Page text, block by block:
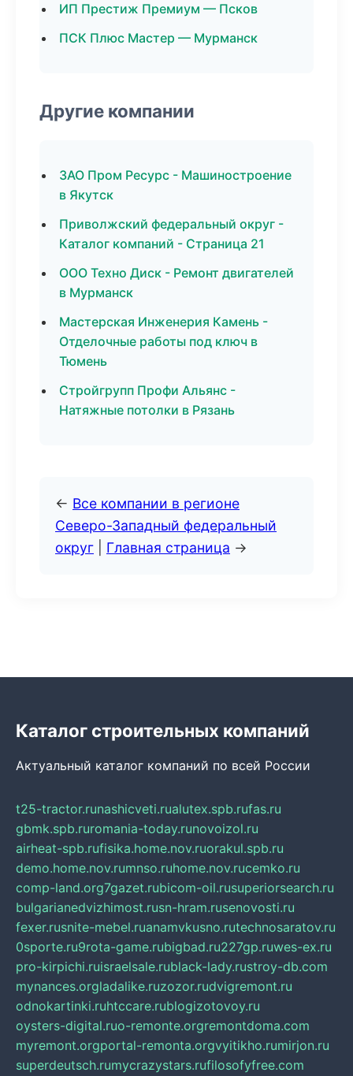
ИП Престиж Премиум — Псков
ПСК Плюс Мастер — Мурманск
Другие компании
ЗАО Пром Ресурс - Машиностроение
в Якутск
Приволжский федеральный округ -
Каталог компаний - Страница 21
ООО Техно Диск - Ремонт двигателей
в Мурманск
Мастерская Инженерия Камень -
Отделочные работы под ключ в
Тюмень
Стройгрупп Профи Альянс -
Натяжные потолки в Рязань
← Все компании в регионе
Северо-Западный федеральный
округ
Главная страница →
Каталог строительных компаний
Актуальный каталог компаний по всей России
t25-tractor.runashicveti.rualutex.spb.rufas.ru
gbmk.spb.ruromania-today.runovoizol.ru
airheat-spb.rufisika.home.nov.ruorakul.spb.ru
demo.home.nov.rumnso.ruhome.nov.rucemko.ru
comp-land.org7gazet.rubicom-oil.rusuperiorsearch.ru
bulgarianedvizhimost.rusn-hram.rusenovosti.ru
fexer.rusnite-mebel.ruanamvkusno.rutechnosaratov.ru
0sporte.ru9rota-game.rubigbad.ru227gp.ruwes-ex.ru
pro-kirpichi.ruisraelsale.rublack-lady.rustroy-db.com
mynances.orgladalike.ruzozor.rudvigremont.ru
odnokartinki.ruhtccare.rublogizotovoy.ru
oysters-digital.ruo-remonte.orgremontdoma.com
myremont.orgportal-remonta.orgvyitikho.rumirjon.ru
superdeutsch.rumycrazystars.rufilosofyfree.com